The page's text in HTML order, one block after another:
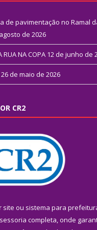
de pavimentação no Ramal
de 2026
NA COPA 12 de junho de
26 de maio de 2026
CR2
site ou sistema para
completa, onde